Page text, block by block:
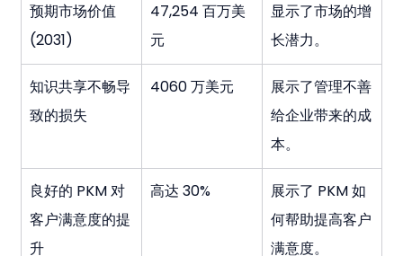
预期市场价值
(2031)
47,254 百万美
元
显示了市场的增
长潜力。
知识共享不畅导
致的损失
4060 万美元
展示了管理不善
给企业带来的成
本。
良好的 PKM 对
客户满意度的提
升
高达 30%
展示了 PKM 如
何帮助提高客户
满意度。